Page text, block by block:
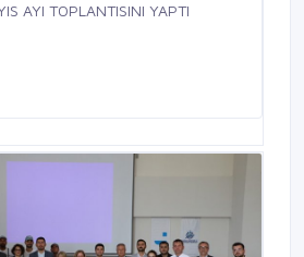
AYI TOPLANTISINI YAPTI